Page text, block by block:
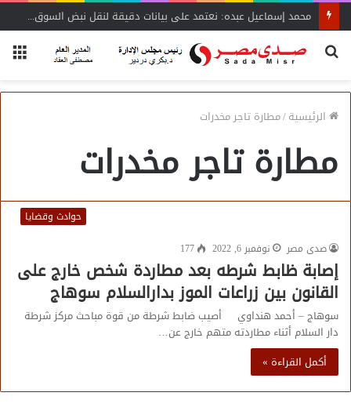
محمد إسماعيل عبده: نعتمد على بيانات دقيقة لنقل نبض السوق لـ«الشراء الموحد»
بحث
الرئيسية/مطارة تاجر مخدرات
مطارة تاجر مخدرات
حوادث وقضايا
صدى مصر
نوفمبر 6, 2022 177
إصابة ظابط شرطه بعد مطاردة شخص خارج على
القانون بين زراعات الموز بدارالسلام سوهاج
سوهاج – أحمد هنداوي أصيب ضابط شرطة من قوة مباحث مركز شرطة
دار السلام أثناء مطاردته متهم خارج عن…
أكمل القراءة »